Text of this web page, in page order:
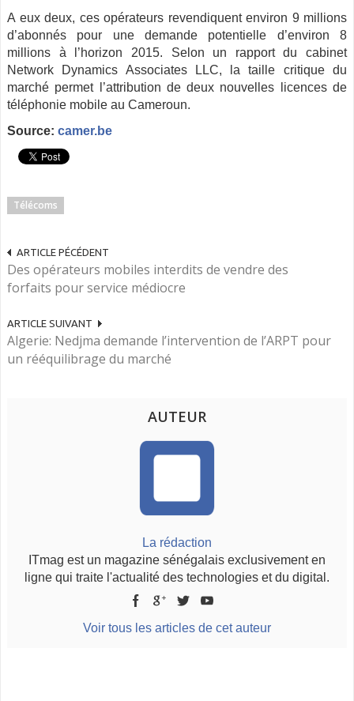
A eux deux, ces opérateurs revendiquent environ 9 millions
d’abonnés pour une demande potentielle d’environ 8
millions à l’horizon 2015. Selon un rapport du cabinet
Network Dynamics Associates LLC, la taille critique du
marché permet l’attribution de deux nouvelles licences de
téléphonie mobile au Cameroun.
Source: camer.be
Télécoms
ARTICLE PÉCÉDENT
Des opérateurs mobiles interdits de vendre des
forfaits pour service médiocre
ARTICLE SUIVANT
Algerie: Nedjma demande l’intervention de l’ARPT pour
un rééquilibrage du marché
AUTEUR
La rédaction
ITmag est un magazine sénégalais exclusivement en
ligne qui traite l'actualité des technologies et du digital.
Voir tous les articles de cet auteur